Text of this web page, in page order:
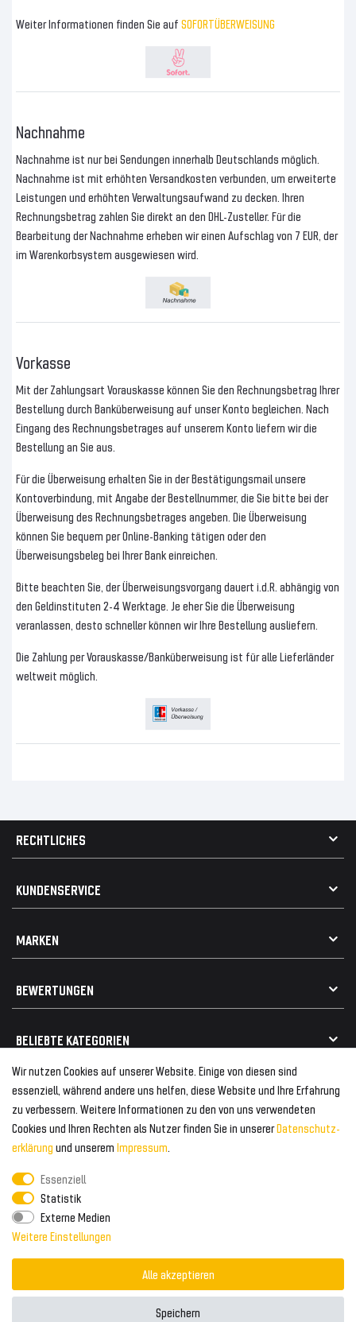
Weiter Informationen finden Sie auf SOFORTÜBERWEISUNG
Nachnahme
Nachnahme ist nur bei Sendungen innerhalb Deutschlands möglich.
Nachnahme ist mit erhöhten Versandkosten verbunden, um erweiterte
Leistungen und erhöhten Verwaltungsaufwand zu decken. Ihren
Rechnungsbetrag zahlen Sie direkt an den DHL-Zusteller. Für die
Bearbeitung der Nachnahme erheben wir einen Aufschlag von 7 EUR, der
im Warenkorbsystem ausgewiesen wird.
Vorkasse
Mit der Zahlungsart Vorauskasse können Sie den Rechnungsbetrag Ihrer
Bestellung durch Banküberweisung auf unser Konto begleichen. Nach
Eingang des Rechnungsbetrages auf unserem Konto liefern wir die
Bestellung an Sie aus.
Für die Überweisung erhalten Sie in der Bestätigungsmail unsere
Kontoverbindung, mit Angabe der Bestellnummer, die Sie bitte bei der
Überweisung des Rechnungsbetrages angeben. Die Überweisung
können Sie bequem per Online-Banking tätigen oder den
Überweisungsbeleg bei Ihrer Bank einreichen.
Bitte beachten Sie, der Überweisungsvorgang dauert i.d.R. abhängig von
den Geldinstituten 2-4 Werktage. Je eher Sie die Überweisung
veranlassen, desto schneller können wir Ihre Bestellung ausliefern.
Die Zahlung per Vorauskasse/Banküberweisung ist für alle Lieferländer
weltweit möglich.
Wir nutzen Cookies auf unserer Website. Einige von diesen sind
essenziell, während andere uns helfen, diese Website und Ihre Erfahrung
zu verbessern. Weitere Informationen zu den von uns verwendeten
Cookies und Ihren Rechten als Nutzer finden Sie in unsererDaten­schutz­
erklärung und unserem Impressum.
Essenziell
Statistik
Externe Medien
Weitere Einstellungen
Alle akzeptieren
Speichern
RECHTLICHES
Widerrufsrecht
Vertrag widerrufen
Elektro- / Altteilentsorgung
KUNDENSERVICE
MARKEN
Geeignet für Mercedes
Geeignet für Audi
BEWERTUNGEN
BELIEBTE KATEGORIEN
Frontspoiler
Heckspoiler
Kabelbäume
Kühlergrill
FOLGEN SIE UNS AUF
Tuning Fanatics
ZAHLUNG & VERSAND
Zahlungsanbieter
Versand & Zahlung
WELTWEITER VERSAND
© 2026 Tuning Fanatics